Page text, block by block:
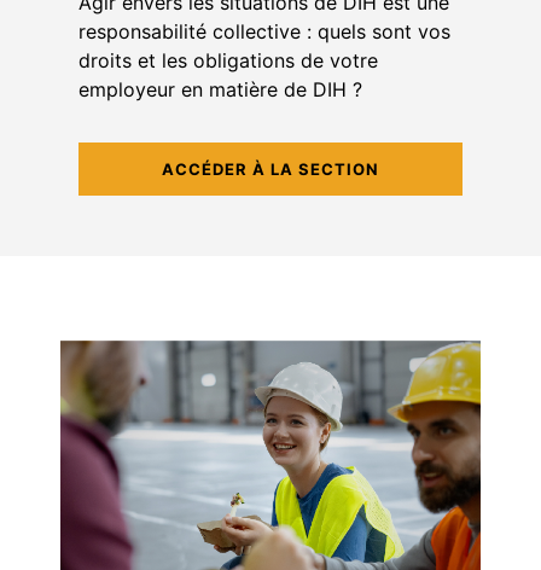
responsabilité collective : quels sont vos
droits et les obligations de votre
employeur en matière de DIH ?
ACCÉDER À LA SECTION